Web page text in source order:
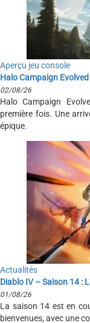
Aperçu jeu console
Halo Campaign
02/08/26
Halo Campaign
première fois. Une
épique.
Actualités
Diablo IV – Saison 14 :
01/08/26
La saison 14 est en
bienvenues, avec une